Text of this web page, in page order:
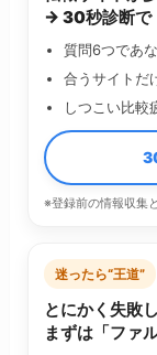
→ 30秒診断で
質問6つであ
合うサイトだ
しつこい比較
※登録前の情報収集
迷ったら“王道”
とにかく失敗
まずは「ファ